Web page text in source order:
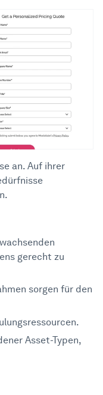
an. Auf ihrer
gerecht zu
sorgen für den
Asset-Typen,